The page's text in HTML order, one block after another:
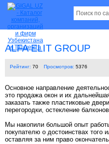
ALFA ELIT GROUP
Рейтинг: 70 Просмотров: 5376
Основное направление
это продажа окон и их
заказать также пластиковые
перегородки, остекление
Мы накопили большой опыт
покупателю о достоинствах того
оставляя за ним право